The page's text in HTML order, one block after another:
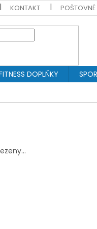
KONTAKT POŠTOVNÉ
DOPLŇKY